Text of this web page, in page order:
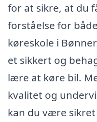
for at sikre, at du
forståelse for
køreskole i
et sikkert og
lære at køre bil.
kvalitet og
kan du være